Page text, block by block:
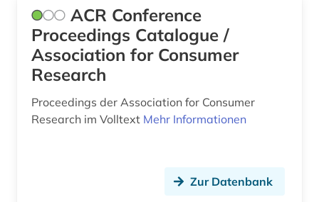
datenaustausch (1)
datenbank genesis (1)
datenmanagement (1)
ACR Conference
Proceedings Catalogue /
Association for Consumer
Research
Proceedings der Association for Consumer
Research im Volltext Mehr Informationen
Zur Datenbank